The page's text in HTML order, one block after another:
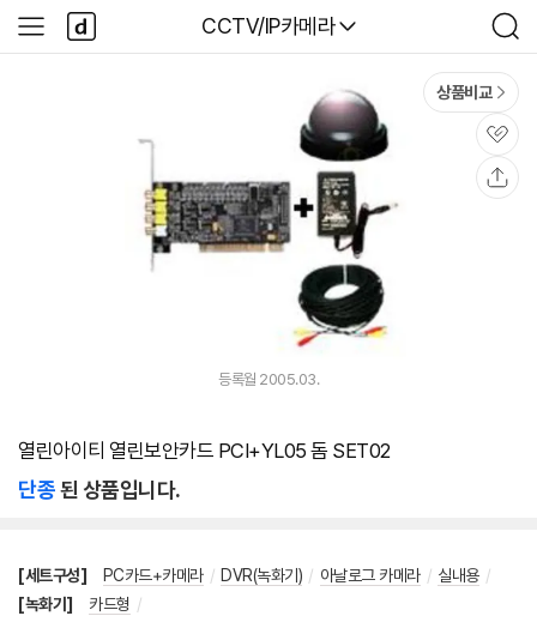
다나와
CCTV/IP카메라
검
색
사
이
다
나
와
상품비교
관
심
등록월 2005.03.
열린아이티 열린보안카드 PCI+YL05 돔 SET02
단종된 상품입니다.
[세트구성] PC카드+카메라 / DVR(녹화기) / 아날로그 카메라 / 실내용 /
[녹화기]
카드형 /